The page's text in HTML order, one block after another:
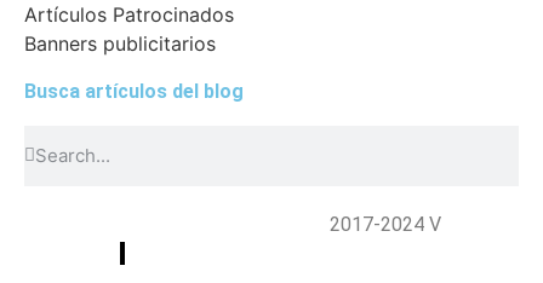
Artículos Patrocinados
Banners publicitarios
Busca artículos del blog
2017-2024 V